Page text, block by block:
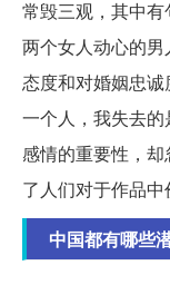
常毁三观，其中
两个女人动心的
态度和对婚姻忠
一个人，我失去的
感情的重要性，
了人们对于作品中
中国都有哪些